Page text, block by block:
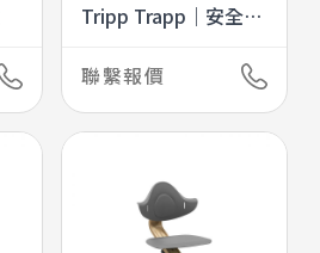
Tripp Trapp｜安全帶
聯繫報價